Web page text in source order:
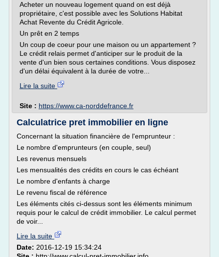
Acheter un nouveau logement quand on est déjà
propriétaire, c'est possible avec les Solutions Habitat
Achat Revente du Crédit Agricole.
Un prêt en 2 temps
Un coup de coeur pour une maison ou un appartement ?
Le crédit relais permet d'anticiper sur le produit de la
vente d'un bien sous certaines conditions. Vous disposez
d'un délai équivalent à la durée de votre...
Lire la suite
Site : https://www.ca-norddefrance.fr
Calculatrice pret immobilier en ligne
Concernant la situation financière de l'emprunteur :
Le nombre d'emprunteurs (en couple, seul)
Les revenus mensuels
Les mensualités des crédits en cours le cas échéant
Le nombre d'enfants à charge
Le revenu fiscal de référence
Les éléments cités ci-dessus sont les éléments minimum
requis pour le calcul de crédit immobilier. Le calcul permet
de voir...
Lire la suite
Date: 2016-12-19 15:34:24